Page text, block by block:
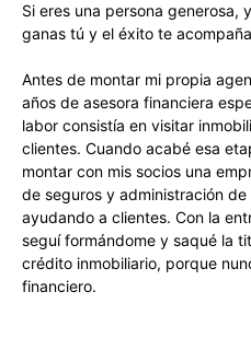
Si eres una persona generosa,
ganas tú y el éxito te
Antes de montar mi propia
años de asesora financiera
labor consistía en visitar
clientes. Cuando acabé esa
montar con mis socios una
de seguros y administración
ayudando a clientes. Con la
seguí formándome y saqué la
crédito inmobiliario, porque
financiero.